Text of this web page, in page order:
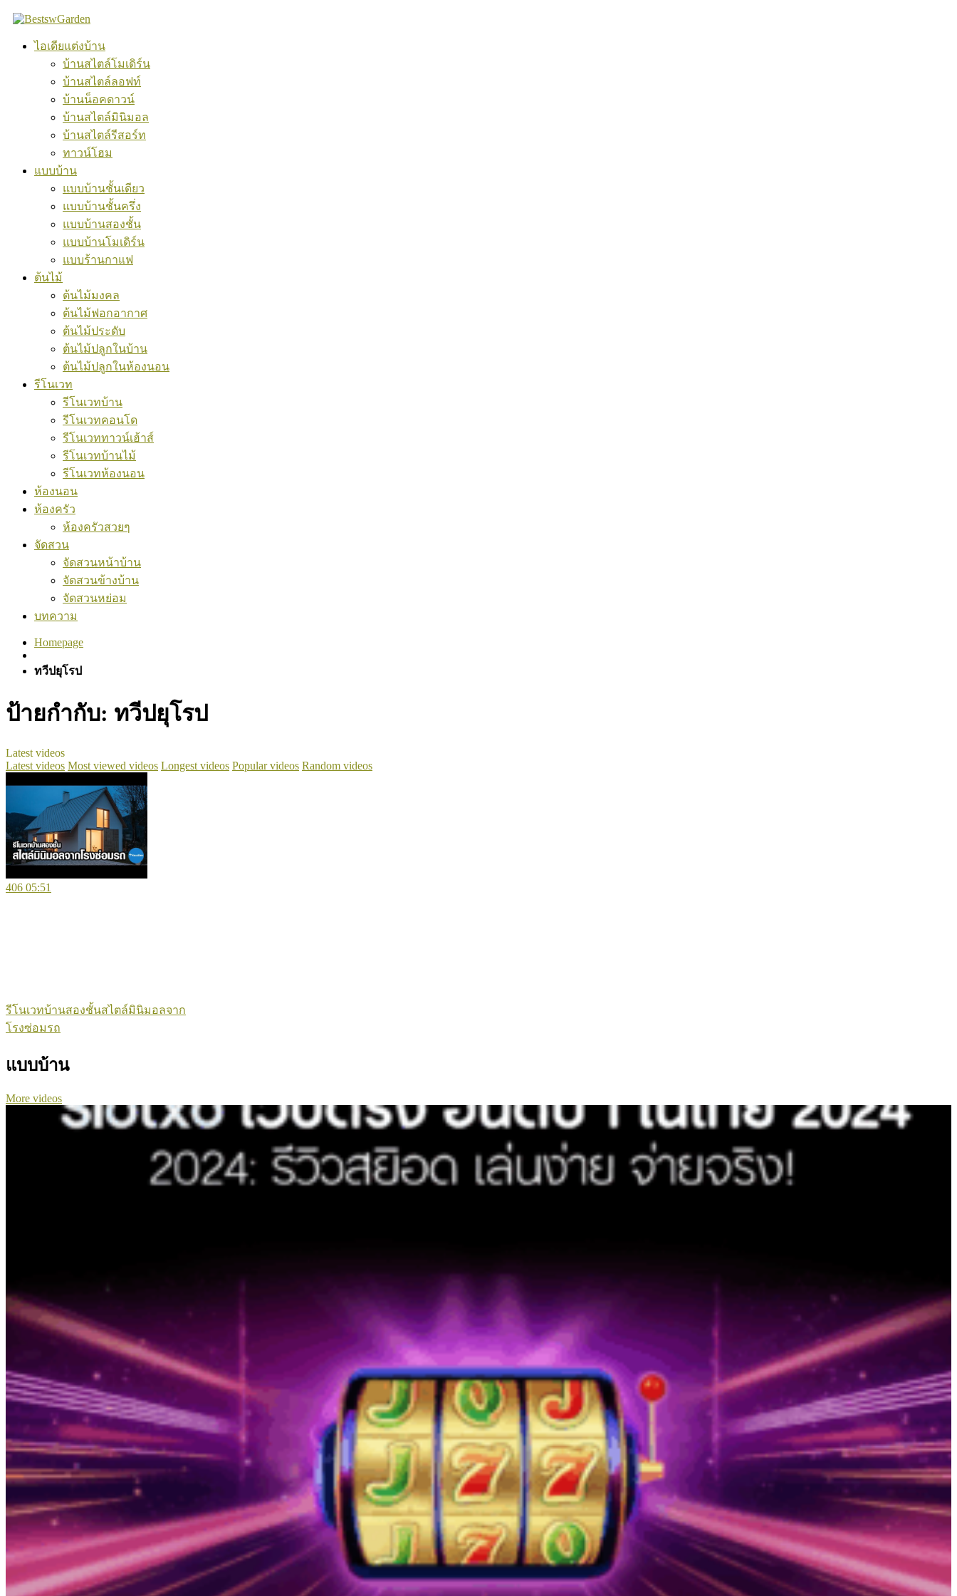
Skip
to
ไอเดียแต่งบ้าน
บ้านสไตล์โมเดิร์น
บ้านสไตล์ลอฟท์
บ้านน็อคดาวน์
บ้านสไตล์มินิมอล
บ้านสไตล์รีสอร์ท
ทาวน์โฮม
แบบบ้าน
แบบบ้านชั้นเดียว
แบบบ้านชั้นครึ่ง
แบบบ้านสองชั้น
แบบบ้านโมเดิร์น
แบบร้านกาแฟ
ต้นไม้
ต้นไม้มงคล
ต้นไม้ฟอกอากาศ
ต้นไม้ประดับ
ต้นไม้ปลูกในบ้าน
ต้นไม้ปลูกในห้องนอน
รีโนเวท
รีโนเวทบ้าน
รีโนเวทคอนโด
รีโนเวททาวน์เฮ้าส์
รีโนเวทบ้านไม้
รีโนเวทห้องนอน
ห้องนอน
ห้องครัว
ห้องครัวสวยๆ
จัดสวน
จัดสวนหน้าบ้าน
จัดสวนข้างบ้าน
จัดสวนหย่อม
บทความ
Homepage
ทวีปยุโรป
ป้ายกำกับ: ทวีปยุโรป
Latest videos
Latest videos Most viewed videos Longest videos Popular videos Random videos
406 05:51
รีโนเวทบ้านสองชั้นสไตล์มินิมอลจาก
โรงซ่อมรถ
แบบบ้าน
More videos